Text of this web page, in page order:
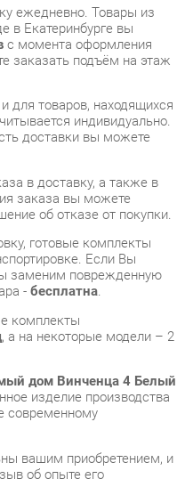
товаров, находящихся
индивидуально.
доставки вы можете
заказа вы можете
об отказе от покупки.
готовые комплекты
поврежденную
-бесплатна.
на некоторые модели – 2
дом Винченца 4 Белый
изделие производства
вашим приобретением, и
об опыте его
нашим
развёрнутую
вы можете по
через мессенджеры